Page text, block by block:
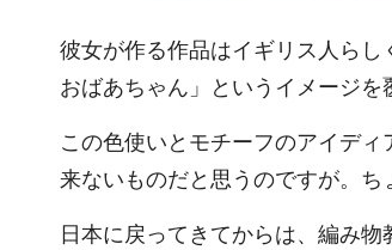
彼女が作る作品はイギリス人ら
おばあちゃん」というイメージを
この色使いとモチーフのアイデ
来ないものだと思うのですが。ち
日本に戻ってきてからは、編み物